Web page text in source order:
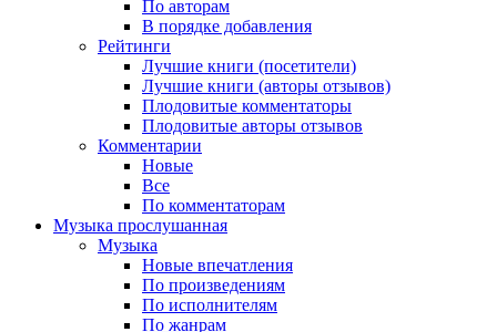
По авторам
В порядке добавления
Рейтинги
Лучшие книги (посетители)
Лучшие книги (авторы отзывов)
Плодовитые комментаторы
Плодовитые авторы отзывов
Комментарии
Новые
Все
По комментаторам
Музыка прослушанная
Музыка
Новые впечатления
По произведениям
По исполнителям
По жанрам